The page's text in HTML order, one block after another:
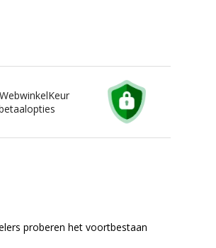
proberen het voortbestaan